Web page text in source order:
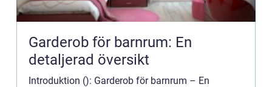
Garderob för barnrum: En
detaljerad översikt
Introduktion (): Garderob för barnrum – En